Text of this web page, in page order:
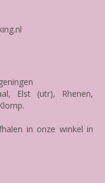
Elst (utr), Rhenen,
in onze winkel in